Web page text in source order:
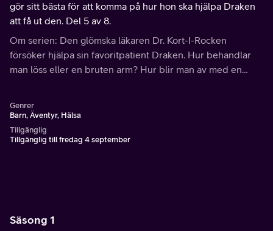
gör sitt bästa för att komma på hur hon ska hjälpa Draken
att få ut den. Del 5 av 8.
Om serien: Den glömska läkaren Dr. Kort-I-Rocken
försöker hjälpa sin favoritpatient Draken. Hur behandlar
man löss eller en bruten arm? Hur blir man av med en
Genrer
Barn, Äventyr, Hälsa
Tillgänglig
Tillgänglig till fredag 4 september
Säsong 1